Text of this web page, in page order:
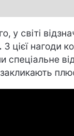
у світі
. З цієї нагоди
спеціальне